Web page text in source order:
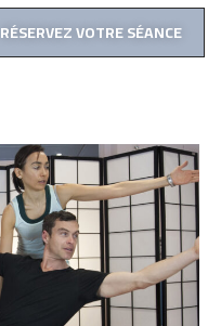
RÉSERVEZ VOTRE SÉANCE